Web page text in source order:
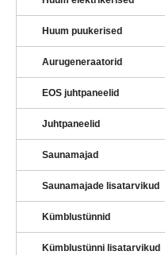
Huum puukerised
Aurugeneraatorid
EOS juhtpaneelid
Juhtpaneelid
Saunamajad
Saunamajade lisatarvikud
Kümblustünnid
Kümblustünni lisatarvikud